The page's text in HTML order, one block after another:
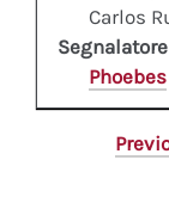
Carlos
Segnalatore
Phoebes